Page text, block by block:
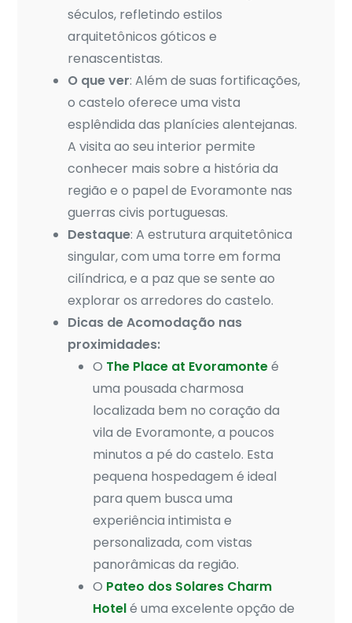
séculos, refletindo estilos
arquitetônicos góticos e
renascentistas.
O que ver: Além de suas fortificações,
o castelo oferece uma vista
esplêndida das planícies alentejanas.
A visita ao seu interior permite
conhecer mais sobre a história da
região e o papel de Evoramonte nas
guerras civis portuguesas.
Destaque: A estrutura arquitetônica
singular, com uma torre em forma
cilíndrica, e a paz que se sente ao
explorar os arredores do castelo.
Dicas de Acomodação nas
proximidades:
O The Place at Evoramonteé
uma pousada charmosa
localizada bem no coração da
vila de Evoramonte, a poucos
minutos a pé do castelo. Esta
pequena hospedagem é ideal
para quem busca uma
experiência intimista e
personalizada, com vistas
panorâmicas da região.
O Pateo dos Solares Charm
Hotelé uma excelente opção de